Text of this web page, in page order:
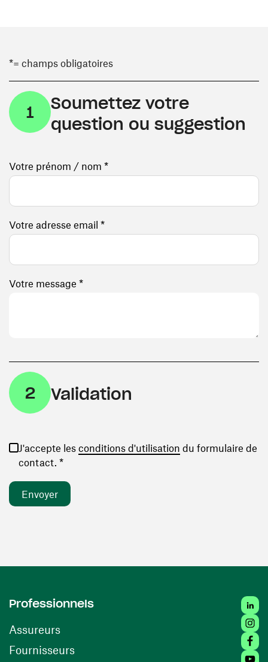
*= champs obligatoires
1
Soumettez votre
question ou suggestion
Votre prénom / nom *
Votre adresse email *
Votre message *
2 Validation
J'accepte les conditions d'utilisation (ouvre une
du formulaire de
contact. *
Professionnels
Assureurs
Fournisseurs(ouvre une nouvelle fenêtre)